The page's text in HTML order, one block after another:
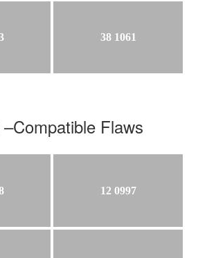
38 1061
Flaws
12 0997